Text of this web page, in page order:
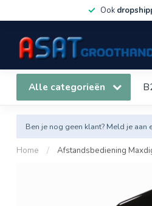
Ook
Alle categorieën
Ben je nog geen klant? Meld je
Home / Afstandsbediening